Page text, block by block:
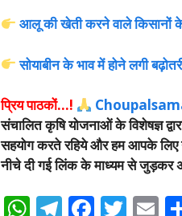
आलू की खेती करने वाले किसानों
सोयाबीन के भाव में होने लगी
प्रिय पाठकों…!
संचालित कृषि योजनाओं के विशेषज्ञ
सहयोग करते रहिये और हम आपके लिए
नीचे दी गई लिंक के माध्यम से जुड़कर
W T F T E